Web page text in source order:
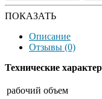
ПОКАЗАТЬ
Описание
Отзывы (0)
Технические
рабочий объем